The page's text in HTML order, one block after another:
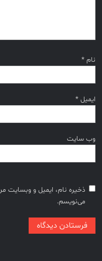
نام*
ایمیل*
وب‌ سایت
ذخیره نام، ایمیل و وبسایت
می‌نویسم.